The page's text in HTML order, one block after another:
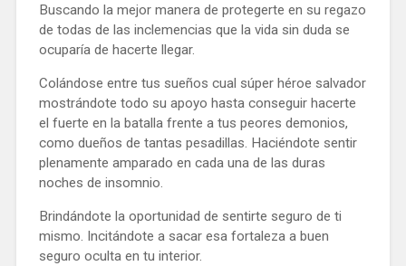
Buscando la mejor manera de protegerte en su regazo
de todas de las inclemencias que la vida sin duda se
ocuparía de hacerte llegar.
Colándose entre tus sueños cual súper héroe salvador
mostrándote todo su apoyo hasta conseguir hacerte
el fuerte en la batalla frente a tus peores demonios,
como dueños de tantas pesadillas. Haciéndote sentir
plenamente amparado en cada una de las duras
noches de insomnio.
Brindándote la oportunidad de sentirte seguro de ti
mismo. Incitándote a sacar esa fortaleza a buen
seguro oculta en tu interior.